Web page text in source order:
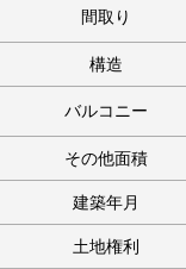
間取り
構造
バルコニー
その他面積
建築年月
土地権利